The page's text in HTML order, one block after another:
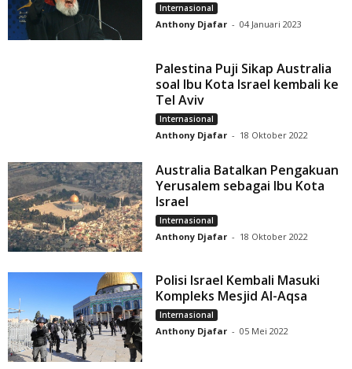
Internasional
Anthony Djafar - 04 Januari 2023
Palestina Puji Sikap Australia
soal Ibu Kota Israel kembali ke
Tel Aviv
Internasional
Anthony Djafar - 18 Oktober 2022
Australia Batalkan Pengakuan
Yerusalem sebagai Ibu Kota
Israel
Internasional
Anthony Djafar - 18 Oktober 2022
Polisi Israel Kembali Masuki
Kompleks Mesjid Al-Aqsa
Internasional
Anthony Djafar - 05 Mei 2022